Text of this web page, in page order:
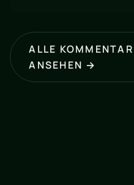
ALLE
ANSEHEN →